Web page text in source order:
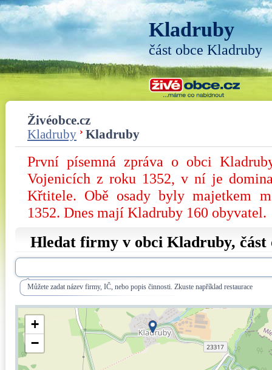
Kladruby
část obce Kladruby
Živéobce.cz
Kladruby
Kladruby
První písemná zpráva o obci
Vojenicích z roku 1352, v ní je
Křtitele. Obě osady byly majetkem
1352. Dnes mají Kladruby 160 obyvatel.
Hledat firmy v obci Kladruby, část
Můžete zadat název firmy, IČ, nebo popis činnosti. Zkuste například restaurace
+
−